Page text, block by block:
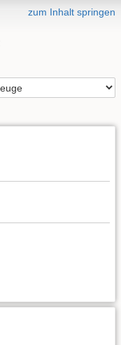
zum Inhalt springen